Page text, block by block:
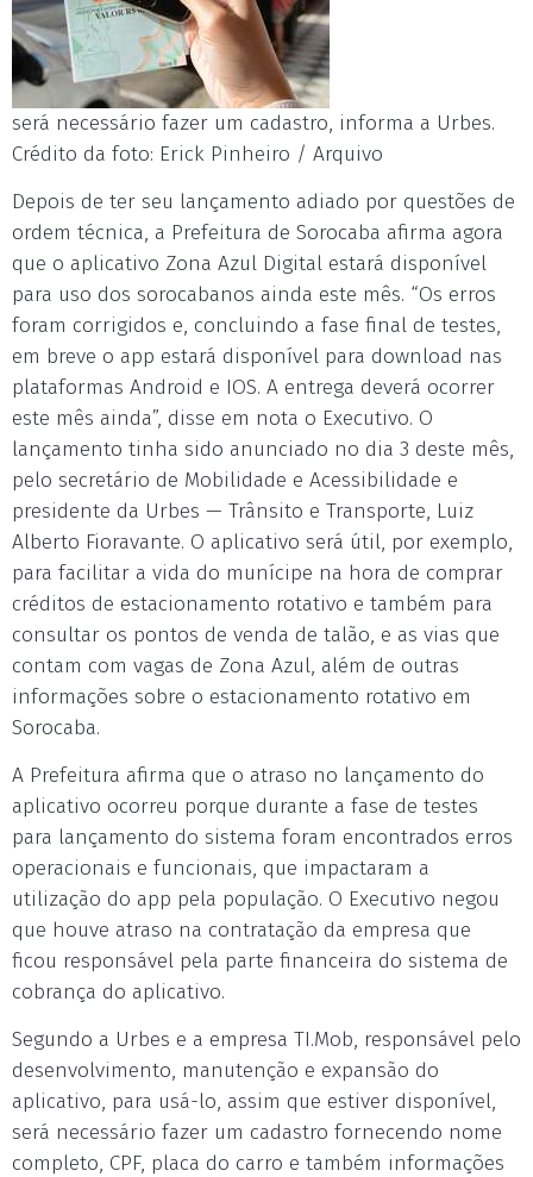
será necessário fazer um cadastro, informa a Urbes.
Crédito da foto: Erick Pinheiro / Arquivo
Depois de ter seu lançamento adiado por questões de
ordem técnica, a Prefeitura de Sorocaba afirma agora
que o aplicativo Zona Azul Digital estará disponível
para uso dos sorocabanos ainda este mês. “Os erros
foram corrigidos e, concluindo a fase final de testes,
em breve o app estará disponível para download nas
plataformas Android e IOS. A entrega deverá ocorrer
este mês ainda”, disse em nota o Executivo. O
lançamento tinha sido anunciado no dia 3 deste mês,
pelo secretário de Mobilidade e Acessibilidade e
presidente da Urbes — Trânsito e Transporte, Luiz
Alberto Fioravante. O aplicativo será útil, por exemplo,
para facilitar a vida do munícipe na hora de comprar
créditos de estacionamento rotativo e também para
consultar os pontos de venda de talão, e as vias que
contam com vagas de Zona Azul, além de outras
informações sobre o estacionamento rotativo em
Sorocaba.
A Prefeitura afirma que o atraso no lançamento do
aplicativo ocorreu porque durante a fase de testes
para lançamento do sistema foram encontrados erros
operacionais e funcionais, que impactaram a
utilização do app pela população. O Executivo negou
que houve atraso na contratação da empresa que
ficou responsável pela parte financeira do sistema de
cobrança do aplicativo.
Segundo a Urbes e a empresa TI.Mob, responsável pelo
desenvolvimento, manutenção e expansão do
aplicativo, para usá-lo, assim que estiver disponível,
será necessário fazer um cadastro fornecendo nome
completo, CPF, placa do carro e também informações